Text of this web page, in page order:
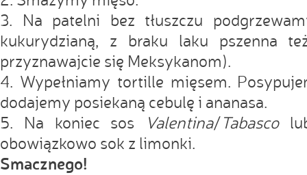
3. Na patelni bez tłuszczu
kukurydzianą, z braku laku pszenna
przyznawajcie się Meksykanom).
4. Wypełniamy tortille mięsem.
dodajemy posiekaną cebulę i ananasa.
5. Na koniec sos
Valentina/Tabasco
obowiązkowo sok z limonki.
Smacznego!